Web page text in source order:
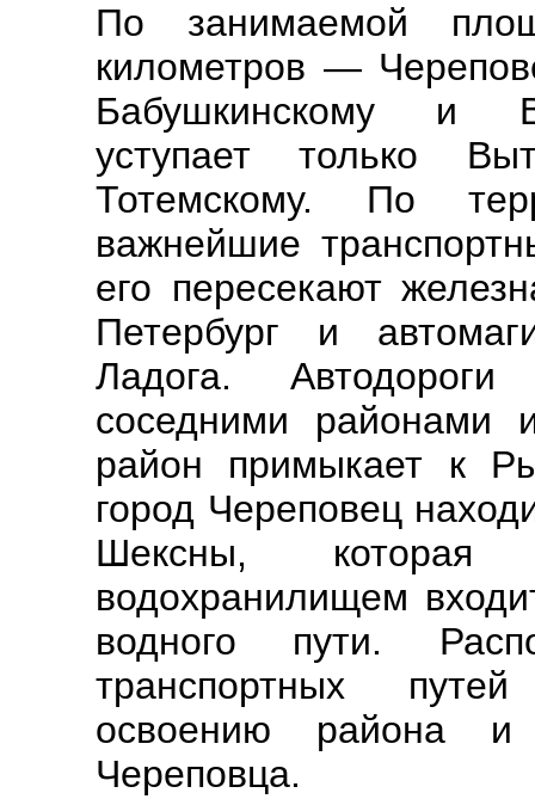
По занимаемой
километров —
Бабушкинскому и
уступает только
Тотемскому. По
важнейшие
его пересекают
Петербург и
Ладога.
соседними районами
район примыкает к
город Череповец
Шексны,
водохранилищем
водного пути.
транспортных
освоению района и
Череповца.